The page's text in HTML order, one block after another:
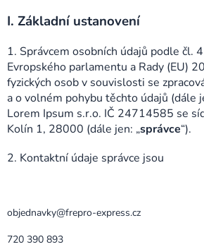
I. Základní ustanovení
1. Správcem osobních údajů podle čl.
Evropského parlamentu a Rady (EU)
fyzických osob v souvislosti se
a o volném pohybu těchto údajů (dále
Lorem Ipsum s.r.o. IČ 24714585 se
Kolín 1, 28000 (dále jen: „správce“).
2. Kontaktní údaje správce jsou
objednavky@frepro-express.cz
720 390 893